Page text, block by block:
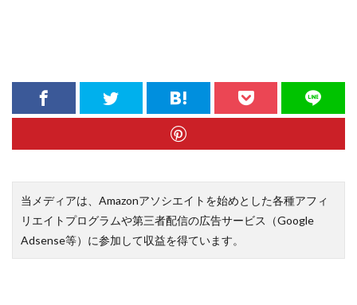
当メディアは、Amazonアソシエイトを始めとした各種アフィ
リエイトプログラムや第三者配信の広告サービス（Google
Adsense等）に参加して収益を得ています。